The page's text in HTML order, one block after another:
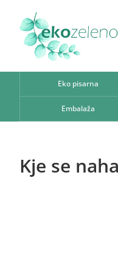
Eko pisarna
Embalaža
Kje se